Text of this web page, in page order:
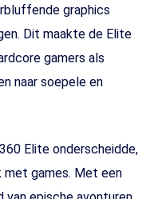
graphics
Dit maakte de Elite
gamers als
naar soepele en
Elite onderscheidde,
met games. Met een